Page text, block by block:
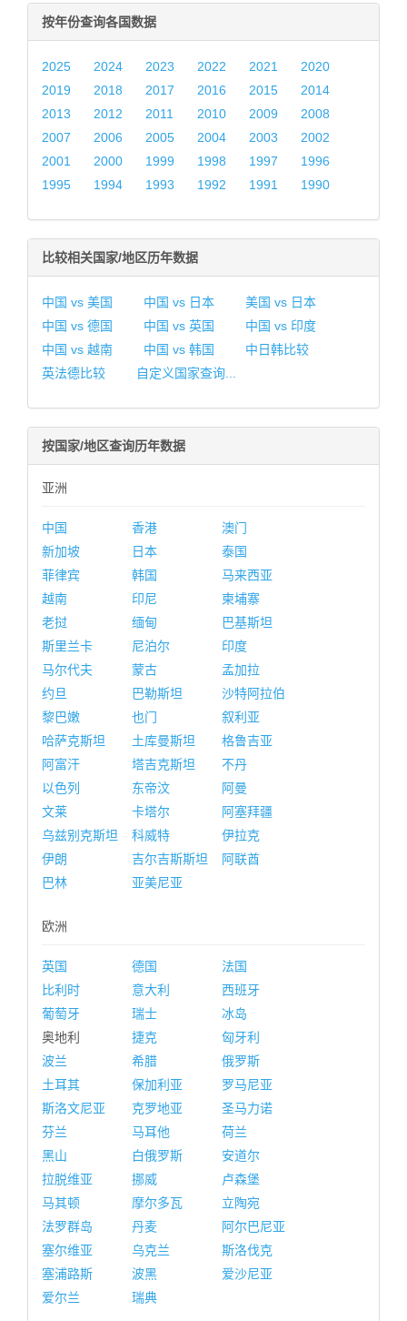
按年份查询各国数据
2025 2024 2023 2022 2021
2020
2019
2018 2017 2016 2015
2014
2013
2012 2011 2010 2009
2008
2007
2006 2005 2004 2003
2002
2001
2000 1999 1998 1997
1996
1995
1994 1993 1992 1991 1990
比较相关国家/地区历年数据
中国 vs 美国 中国 vs 日本
美国 vs 日本
中国 vs 德国
中国 vs 英国
中国 vs 印度
中国 vs 越南
中国 vs 韩国
中日韩比较
英法德比较
自定义国家查询...
按国家/地区查询历年数据
亚洲
中国 香港
澳门
新加坡
日本
泰国
菲律宾
韩国
马来西亚
越南
印尼
柬埔寨
老挝
缅甸
巴基斯坦
斯里兰卡
尼泊尔
印度
马尔代夫
蒙古
孟加拉
约旦
巴勒斯坦
沙特阿拉伯
黎巴嫩
也门
叙利亚
哈萨克斯坦
土库曼斯坦
格鲁吉亚
阿富汗
塔吉克斯坦
不丹
以色列
东帝汶
阿曼
文莱
卡塔尔
阿塞拜疆
乌兹别克斯坦
科威特
伊拉克
伊朗
吉尔吉斯斯坦
阿联酋
巴林
亚美尼亚
欧洲
英国 德国
法国
比利时
意大利
西班牙
葡萄牙
瑞士
冰岛
奥地利
捷克
匈牙利
波兰
希腊
俄罗斯
土耳其
保加利亚
罗马尼亚
斯洛文尼亚
克罗地亚
圣马力诺
芬兰
马耳他
荷兰
黑山
白俄罗斯
安道尔
拉脱维亚
挪威
卢森堡
马其顿
摩尔多瓦
立陶宛
法罗群岛
丹麦
阿尔巴尼亚
塞尔维亚
乌克兰
斯洛伐克
塞浦路斯
波黑
爱沙尼亚
爱尔兰
瑞典